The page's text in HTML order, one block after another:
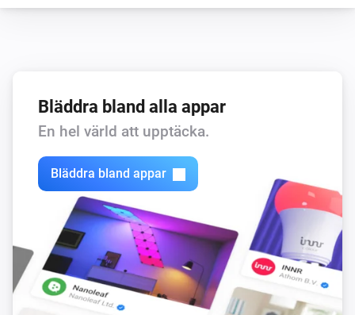
Bläddra bland alla appar
En hel värld att upptäcka.
Bläddra bland appar